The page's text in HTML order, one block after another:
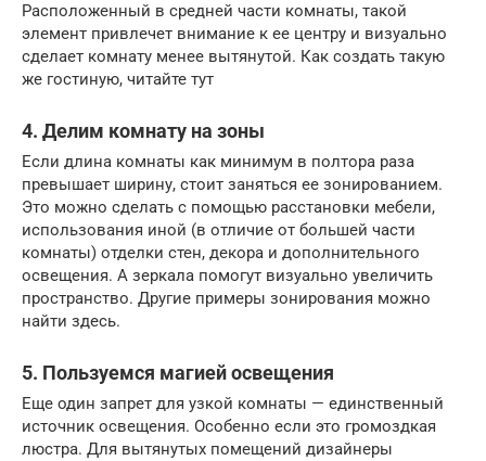
Расположенный в средней части комнаты, такой
элемент привлечет внимание к ее центру и визуально
сделает комнату менее вытянутой. Как создать такую
же гостиную, читайте тут
4. Делим комнату на зоны
Если длина комнаты как минимум в полтора раза
превышает ширину, стоит заняться ее зонированием.
Это можно сделать с помощью расстановки мебели,
использования иной (в отличие от большей части
комнаты) отделки стен, декора и дополнительного
освещения. А зеркала помогут визуально увеличить
пространство. Другие примеры зонирования можно
найти здесь.
5. Пользуемся магией освещения
Еще один запрет для узкой комнаты — единственный
источник освещения. Особенно если это громоздкая
люстра. Для вытянутых помещений дизайнеры